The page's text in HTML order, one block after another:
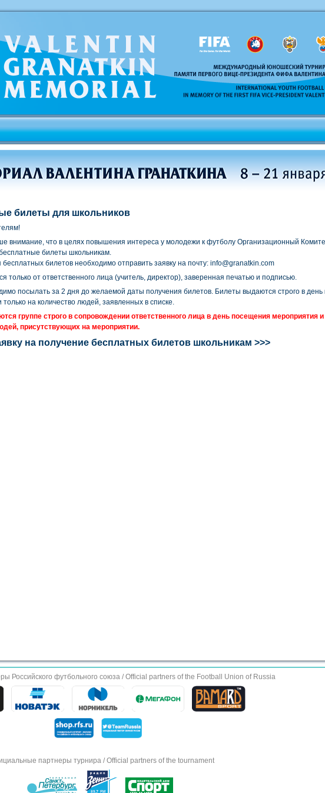
билеты для школьников
внимание, что в целях повышения интереса у молодежи к футболу Организационный
билеты школьникам.
билетов необходимо отправить заявку на почту: info@granatkin.com
только от ответственного лица (учитель, директор), заверенная печатью и подписью.
посылать за 2 дня до желаемой даты получения билетов. Билеты выдаются строго в
на количество людей, заявленных в списке.
группе строго в сопровождении ответственного лица в день посещения мероприятия и
присутствующих на мероприятии.
на получение бесплатных билетов школьникам >>>
Российского футбольного союза / Official partners of the Football Union of Russia
партнеры турнира / Official partners of the tournament